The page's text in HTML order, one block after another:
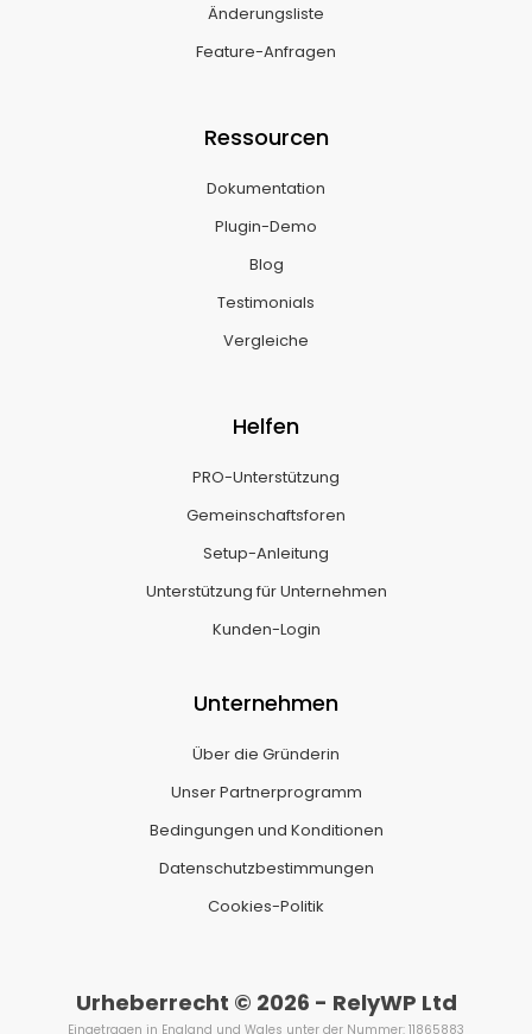
Änderungsliste
Feature-Anfragen
Ressourcen
Dokumentation
Plugin-Demo
Blog
Testimonials
Vergleiche
Helfen
PRO-Unterstützung
Gemeinschaftsforen
Setup-Anleitung
Unterstützung für Unternehmen
Kunden-Login
Unternehmen
Über die Gründerin
Unser Partnerprogramm
Bedingungen und Konditionen
Datenschutzbestimmungen
Cookies-Politik
Urheberrecht © 2026 - RelyWP Ltd
Eingetragen in England und Wales unter der Nummer: 11865883